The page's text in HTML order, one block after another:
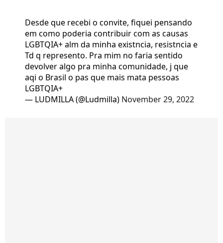
Desde que recebi o convite, fiquei pensando
em como poderia contribuir com as causas
LGBTQIA+ alm da minha existncia, resistncia e
Td q represento. Pra mim no faria sentido
devolver algo pra minha comunidade, j que
aqi o Brasil o pas que mais mata pessoas
LGBTQIA+
— LUDMILLA (@Ludmilla) November 29, 2022